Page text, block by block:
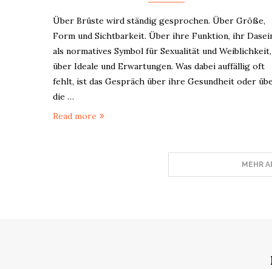
Über Brüste wird ständig gesprochen. Über Größe,
Form und Sichtbarkeit. Über ihre Funktion, ihr
als normatives Symbol für Sexualität und Weiblichkeit,
über Ideale und Erwartungen. Was dabei auffällig oft
fehlt, ist das Gespräch über ihre Gesundheit oder
die …
Read more
MEHR